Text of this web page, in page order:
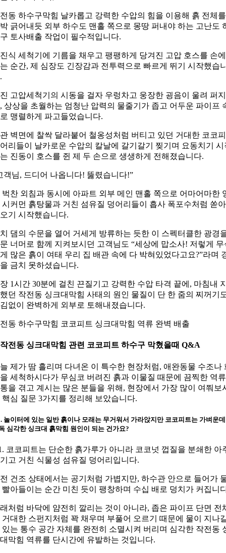
동 하수구막힘 날카롭고 강력한 수압의 힘을 이용해 흙 전체를
긁어내듯 외부 하수도 맨홀 쪽으로 몽땅 퍼내야 하는 고난도
토사배출 작업이 필수적입니다.
식 세척기에 기름을 채우고 팽팽하게 당겨진 고압 호스를 손에
순간, 제 심장도 긴장감과 전투력으로 빠르게 뛰기 시작했습
고압세척기의 시동을 걸자 우렁차고 웅장한 굉음이 울려 퍼지
상상을 초월하는 엄청난 압력의 물줄기가 좁고 어두운 파이프
맹렬하게 파고들었습니다.
벽면에 찰싹 달라붙어 철옹성처럼 버티고 있던 거대한 코코
리들이 날카로운 수압의 칼날에 갈기갈기 찢기며 요동치기 시
진동이 호스를 쥔 제 두 손으로 생생하게 전해졌습니다.
객님, 드디어 나옵니다! 뚫렸습니다!”
벅찬 외침과 동시에 아파트 외부 메인 맨홀 쪽으로 어마어마한
시커먼 흙탕물과 거친 섬유질 덩어리들이 흡사 폭포수처럼 쏟
기 시작했습니다.
댐의 수문을 열어 거세게 방류하는 듯한 이 스펙터클한 광경
너머로 함께 지켜보시던 고객님도 “세상에 맙소사! 저렇게 무
많은 흙이 여태 우리 집 배관 속에 다 박혀있었다고요?”라며
금치 못하셨습니다.
1시간 30분에 걸친 끈질기고 강력한 수압 타격 끝에, 마침내
던 작전동 싱크대막힘 사태의 원인 물질이 단 한 줌의 찌꺼기
없이 완벽하게 외부로 토해내졌습니다.
동 하수구막힘 코코피트 싱크대막힘 역류 완벽 배출
전동 싱크대막힘 관련 코코피트 하수구 막혔을때 Q&A
제가 땀 흘리며 다녀온 이 특수한 현장처럼, 애완동물 수조나
세척하시다가 무심코 버려진 흙과 이물질 때문에 끔찍한 역류
을 겪고 계시는 많은 분들을 위해, 현장에서 가장 많이 여쭤보
핵심 질문 3가지를 정리해 보았습니다.
놀이터에 있는 일반 흙이나 모래는 무거워서 가라앉지만 코코피트는 가벼운
심각한 싱크대 흙막힘 원인이 되는 건가요?
코코피트는 단순한 흙가루가 아니라 코코넛 껍질을 분쇄한 아
고 거친 식물성 섬유질 덩어리입니다.
건조 상태에서는 공기처럼 가볍지만, 하수관 안으로 들어가
빨아들이는 순간 미친 듯이 팽창하며 수십 배로 덩치가 커집니
처럼 바닥에 얌전히 깔리는 것이 아니라, 좁은 파이프 단면 전
거대한 스펀지처럼 꽉 채우며 부풀어 오르기 때문에 물이 지나
있는 통수 공간 자체를 완전히 소멸시켜 버리며 심각한 작전동
막힘 역류를 단시간에 유발하는 것입니다.